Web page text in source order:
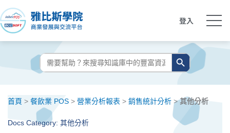
至
主
登入
搜
尋:
搜尋按鈕
首頁 > 餐飲業 POS > 營業分析報表 > 銷售統計分析 >其他分析
Docs Category: 其他分析